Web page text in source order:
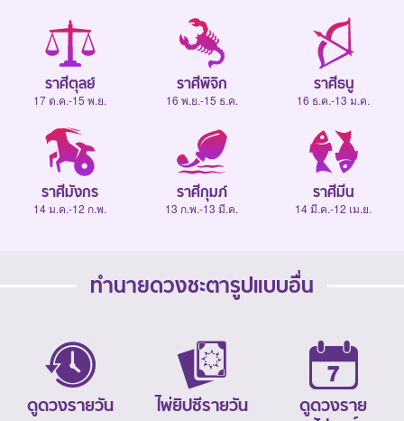
ราศีตุลย์
17 ต.ค.-15 พ.ย.
ราศีพิจิก
16 พ.ย.-15 ธ.ค.
ราศีธนู
16 ธ.ค.-13 ม.ค.
ราศีมังกร
14 ม.ค.-12 ก.พ.
ราศีกุมภ์
13 ก.พ.-13 มี.ค.
ราศีมีน
14 มี.ค.-12 เม.ย.
ทำนายดวงชะตารูปแบบอื่น
ดูดวงรายวัน ไพ่ยิปซีรายวัน
ดูดวงราย